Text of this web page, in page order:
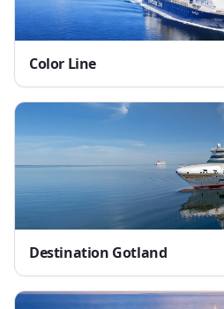
Color Line
Destination Gotland